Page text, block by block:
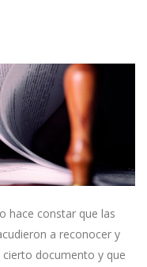
hace constar que las
a reconocer y
documento y que